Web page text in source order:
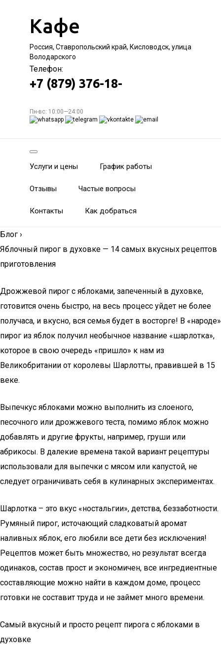
Кафе
Россия, Ставропольский край, Кисловодск, улица
Володарского
Телефон:
+7 (879) 376-18-
Пн-вс: 10:00—24:00
Услуги и цены График работы
Отзывы Частые вопросы
Контакты Как добраться
Блог ›
Яблочный пирог в духовке — 14 самых вкусных рецептов
приготовления
Дрожжевой пирог с яблоками, запеченный в духовке,
готовится очень быстро, на весь процесс уйдет не более
получаса, и вкусно, вся семья будет в восторге! В «народе»
пирог из яблок получил необычное название «шарлотка»,
которое в свою очередь «пришло» к нам из
Великобритании от королевы Шарлотты, правившей в 15
веке.
Выпечкус яблоками можно выполнить из слоеного,
песочного или дрожжевого теста, помимо яблок можно
добавлять и другие фрукты, например, груши или
абрикосы. В далекие времена такой вариант рецептуры
использовали для выпечки с мясом или капустой, не
следует ограничивать себя в кулинарных экспериментах.
Шарлотка – это вкус «ностальгии», детства, беззаботности.
Румяный пирог, источающий сладковатый аромат
наливных яблок, его любили все дети без исключения!
Рецептов может быть множество, но результат всегда
одинаков, состав прост и экономичен, все ингредиентные
составляющие можно найти в каждом доме, процесс
готовки не составит труда и не займет много времени.
Самый вкусный и просто рецепт пирога с яблоками в
духовке